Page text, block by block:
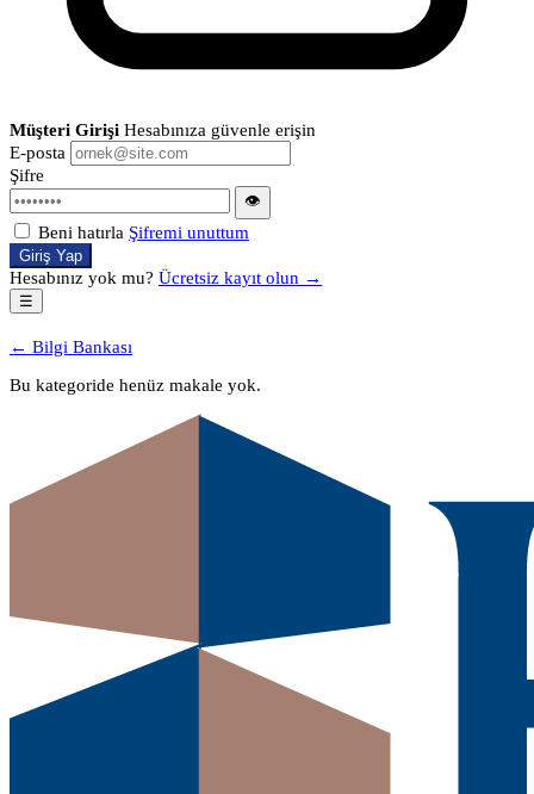
Müşteri Girişi Hesabınıza güvenle erişin
E-posta
Şifre
👁
Beni hatırla Şifremi unuttum
Giriş Yap
Hesabınız yok mu? Ücretsiz kayıt olun →
☰
← Bilgi Bankası
Bu kategoride henüz makale yok.